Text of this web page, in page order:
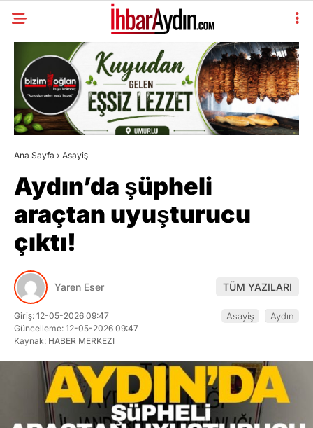
Ana Sayfa › Asayiş
Aydın’da şüpheli
araçtan uyuşturucu
çıktı!
Yaren Eser TÜM YAZILARI
Giriş: 12-05-2026 09:47
Güncelleme: 12-05-2026 09:47
Kaynak: HABER MERKEZI
Asayiş Aydın